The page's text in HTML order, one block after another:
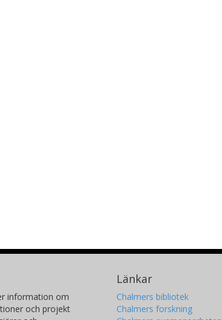
information om
och projekt
Länkar
Chalmers bibliotek
Chalmers forskning